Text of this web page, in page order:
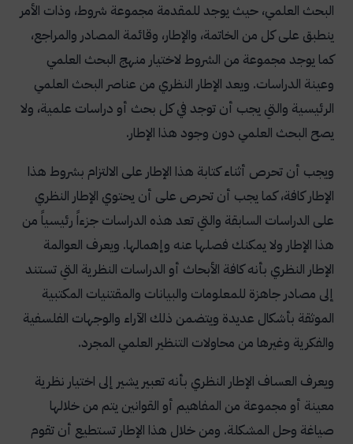
البحث العلمي، حيث يوجد للمقدمة مجموعة شروط، وذات الأمر
ينطبق على كل من الخاتمة، والإطار، وقائمة المصادر والمراجع،
كما يوجد مجموعة من الشروط لاختيار منهج البحث العلمي
وعينة الدراسات. ويعد الإطار النظري من عناصر البحث العلمي
الرئيسية والتي يجب أن توجد في كل بحث أو دراسات علمية، ولا
يصح البحث العلمي دون وجود هذا الإطار.
ويجب أن تحرص أثناء كتابة هذا الإطار على الالتزام بشروط هذا
الإطار كافة، كما يجب أن تحرص على أن يحتوي الإطار النظري
على الدراسات السابقة والتي تعد هذه الدراسات جزءاً رئيسياً من
هذا الإطار ولا يمكنك فصلها عنه وإهمالها. ويعرف العوالمة
الإطار النظري بأنه كافة الأبحاث أو الدراسات النظرية التي تستند
إلى مصادر جاهزة للمعلومات والبيانات والمقتنيات المكتبية
الموثقة بأشكال عديدة ويتضمن ذلك الآراء والوجهات الفلسفية
والفكرية وغيرها من محاولات التنظير العلمي المجرد.
ويعرف العساف الإطار النظري بأنه تعبير يشير إلى اختيار نظرية
معينة أو مجموعة من المفاهيم أو القوانين يتم من خلالها
صياغة وحل المشكلة. ومن خلال هذا الإطار تستطيع أن تقوم